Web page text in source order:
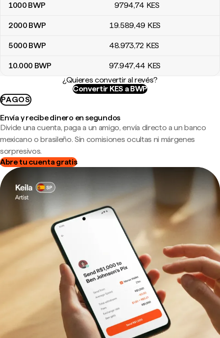
1000 BWP 9794,74 KES
2000 BWP 19.589,49 KES
5000 BWP 48.973,72 KES
10.000 BWP 97.947,44 KES
¿Quieres convertir al revés?
Convertir KES a BWP
PAGOS
Envía y recibe dinero en segundos
Divide una cuenta, paga a un amigo, envía directo a un banco
mexicano o brasileño. Sin comisiones ocultas ni márgenes
sorpresivos.
Abre tu cuenta gratis